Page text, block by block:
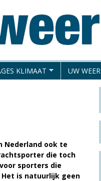
KLIMAAT UW WEER
Nederland ook te
die toch
sporters die
is natuurlijk geen